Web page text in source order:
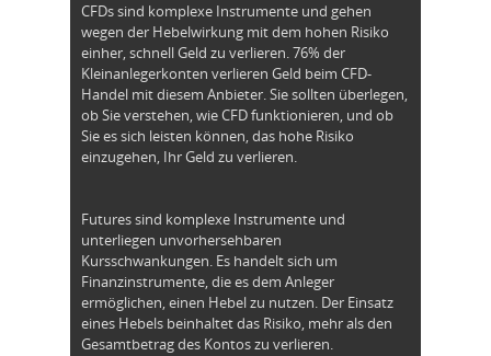
CFDs sind komplexe Instrumente und gehen
wegen der Hebelwirkung mit dem hohen Risiko
einher, schnell Geld zu verlieren. 76% der
Kleinanlegerkonten verlieren Geld beim CFD-
Handel mit diesem Anbieter. Sie sollten überlegen,
ob Sie verstehen, wie CFD funktionieren, und ob
Sie es sich leisten können, das hohe Risiko
einzugehen, Ihr Geld zu verlieren.
Futures sind komplexe Instrumente und
unterliegen unvorhersehbaren
Kursschwankungen. Es handelt sich um
Finanzinstrumente, die es dem Anleger
ermöglichen, einen Hebel zu nutzen. Der Einsatz
eines Hebels beinhaltet das Risiko, mehr als den
Gesamtbetrag des Kontos zu verlieren.